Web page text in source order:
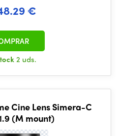
€
2 uds.
Cine Lens Simera-C
(M mount)